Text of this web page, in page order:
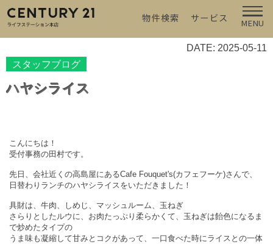
物件検索 サービス MENU
DATE: 2025-05-11
スタッフブログ
ハヤシライス
こんにちは！
受付事務の田村です。
先日、会社近くの高島屋にあるCafe Fouquet's(カフェフーケ)さんで、
日替わりランチのハヤシライスをいただきました！
具財は、牛肉、しめじ、マッシュルーム、玉ねぎ
さらりとしたルウに、お肉たっぷり柔らかくて、玉ねぎは飴色になるま
で炒めたタイプの
うま味も凝縮して甘みとコクがあって、一口食べた時にライスとの一体